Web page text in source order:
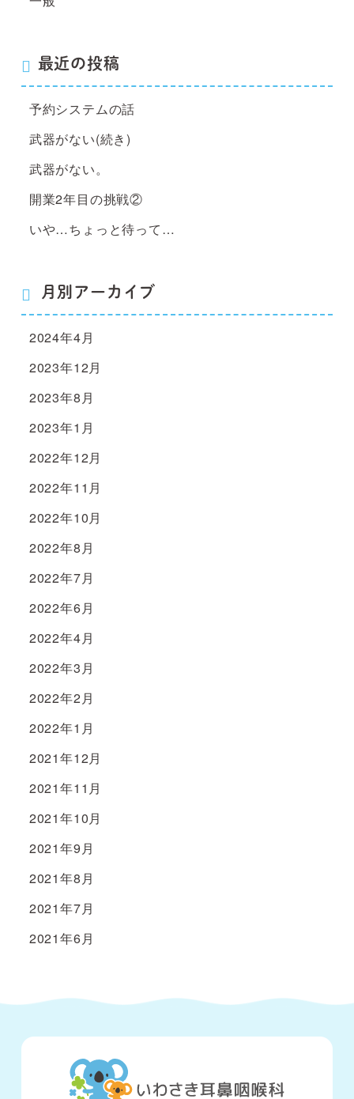
最近の投稿
予約システムの話
武器がない(続き)
武器がない。
開業2年目の挑戦②
いや…ちょっと待って…
月別アーカイブ
2024年4月
2023年12月
2023年8月
2023年1月
2022年12月
2022年11月
2022年10月
2022年8月
2022年7月
2022年6月
2022年4月
2022年3月
2022年2月
2022年1月
2021年12月
2021年11月
2021年10月
2021年9月
2021年8月
2021年7月
2021年6月